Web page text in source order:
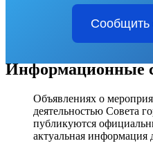
Сообщить
Информационные
Объявлениях о
деятельностью Совета
публикуются
актуальная информация